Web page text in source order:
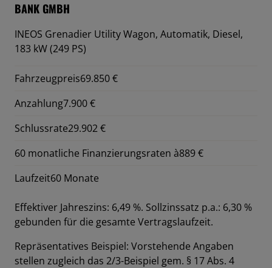
BANK GMBH
INEOS Grenadier Utility Wagon, Automatik, Diesel,
183 kW (249 PS)
Fahrzeugpreis69.850 €
Anzahlung7.900 €
Schlussrate29.902 €
60 monatliche Finanzierungsraten à889 €
Laufzeit60 Monate
Effektiver Jahreszins: 6,49 %. Sollzinssatz p.a.: 6,30 %
gebunden für die gesamte Vertragslaufzeit.
Repräsentatives Beispiel: Vorstehende Angaben
stellen zugleich das 2/3-Beispiel gem. § 17 Abs. 4